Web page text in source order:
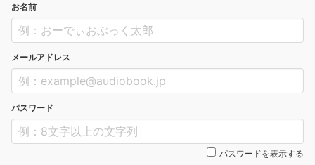
お名前
メールアドレス
パスワード
パスワードを表示する